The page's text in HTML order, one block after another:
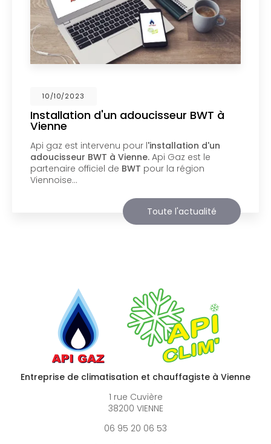
02/10/2023
Nouveau support de communication
web
Api Gaz à Viennevous présente son nouveau
support de communication web réalisé par la
sociétéBIIM COM . Vous souhaitant une
agréable visite, si vous avez besoin…
Toute l'actualité
Entreprise de climatisation et chauffagiste à Vienne
1 rue Cuvière
38200 VIENNE
06 95 20 06 53